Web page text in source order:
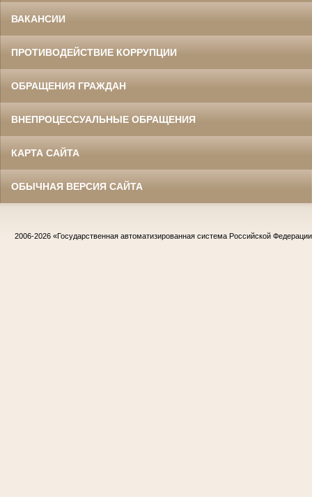
ВАКАНСИИ
ПРОТИВОДЕЙСТВИЕ КОРРУПЦИИ
ОБРАЩЕНИЯ ГРАЖДАН
ВНЕПРОЦЕССУАЛЬНЫЕ ОБРАЩЕНИЯ
КАРТА САЙТА
ОБЫЧНАЯ ВЕРСИЯ САЙТА
2006-2026 «Государственная автоматизированная система Российской